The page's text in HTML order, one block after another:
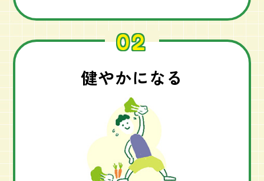
べられる。そんな風に、「育てて食べてみ
る」暮らしの提案をしたいと思っていま
えています。
#畑で自分のやりたい世界観を表現
02
健やかになる